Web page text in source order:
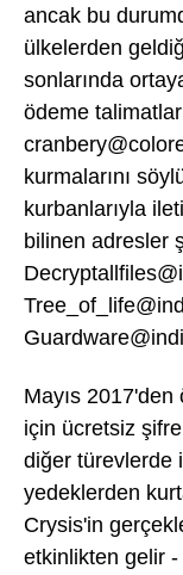
ancak bu
ülkelerden
sonlarında
ödeme
kurmalarını
kurbanlarıyla
bilinen adresler
Mayıs
için ücretsiz şifre
diğer türevlerde
yedeklerden
Crysis'in
etkinlikten gelir -